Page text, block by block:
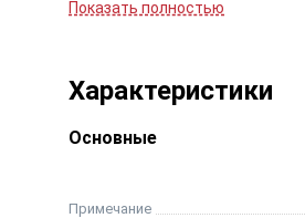
Строительная длина кабеля
Показать полностью
Характеристики
Основные
Примечание